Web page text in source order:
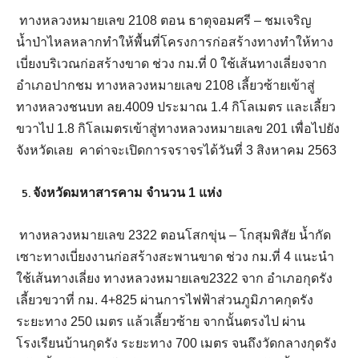
ทางหลวงหมายเลข 2108 ตอน ธาตุจอมศรี – ชมเจริญ
น้ำป่าไหลหลากทำให้พื้นที่โครงการก่อสร้างทางทำให้ทาง
เบี่ยงบริเวณก่อสร้างขาด ช่วง กม.ที่ 0 ใช้เส้นทางเลี่ยงจาก
อำเภอปากชม ทางหลวงหมายเลข 2108 เลี้ยวซ้ายเข้าสู่
ทางหลวงชนบท ลย.4009 ประมาณ 1.4 กิโลเมตร และเลี้ยว
ขวาไป 1.8 กิโลเมตรเข้าสู่ทางหลวงหมายเลข 201 เพื่อไปยัง
จังหวัดเลย คาด่าจะเปิดการจราจรได้วันที่ 3 สิงหาคม 2563
จังหวัดมหาสารคาม จำนวน 1 แห่ง
ทางหลวงหมายเลข 2322 ตอนโสกขุ่น – โกสุมพิสัย น้ำกัด
เซาะทางเบี่ยงงานก่อสร้างสะพานขาด ช่วง กม.ที่ 4 แนะนำ
ใช้เส้นทางเลี่ยง ทางหลวงหมายเลข2322 จาก อำเภอกุดรัง
เลี้ยวขวาที่ กม. 4+825 ผ่านการไฟฟ้าส่วนภูมิภาคกุดรัง
ระยะทาง 250 เมตร แล้วเลี้ยวซ้าย จากนั้นตรงไป ผ่าน
โรงเรียนบ้านกุดรัง ระยะทาง 700 เมตร จนถึงวัดกลางกุดรัง